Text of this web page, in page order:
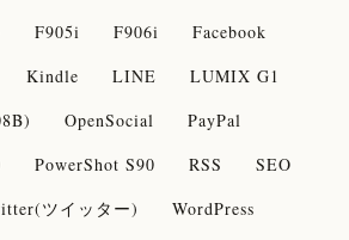
F905i F906i
Facebook
Kindle LINE
LUMIX G1
OpenSocial
PayPal
PowerShot S90 RSS
SEO
ツイッター)
WordPress